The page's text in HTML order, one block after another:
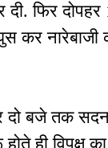
फिर दोपहर
कर
बजे तक सदन
ही विपक्ष